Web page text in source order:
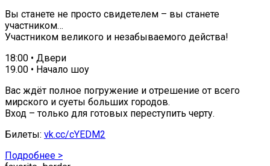
Вы станете не просто свидетелем – вы станете
участником…
Участником великого и незабываемого действа!
18:00 • Двери
19.00 • Начало шоу
Вас ждёт полное погружение и отрешение от всего
мирского и суеты больших городов.
Вход – только для готовых переступить черту.
Билеты: vk.cc/cYEDM2
Подробнее >